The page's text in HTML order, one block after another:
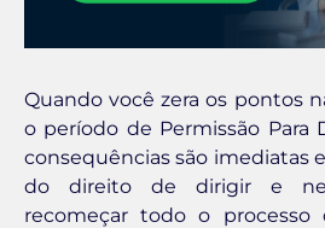
Quando você zera os pontos
o período de Permissão Para
consequências são imediatas
do direito de dirigir e
recomeçar todo o processo